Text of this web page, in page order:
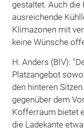
gestaltet. Auch
ausreichende
Klimazonen mit
keine Wünsche
H. Anders (BIV):
Platzangebot
den hinteren
gegenüber dem
Kofferraum bietet
die Ladekante